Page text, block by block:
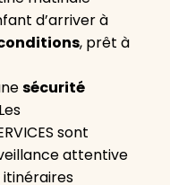
d’arriver à
, prêt à
sécurité
sont
attentive